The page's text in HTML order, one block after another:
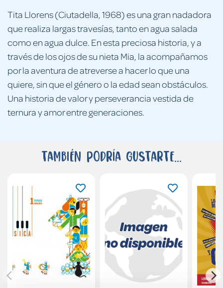
Tita Llorens (Ciutadella, 1968) es una gran nadadora
que realiza largas travesías, tanto en agua salada
como en agua dulce. En esta preciosa historia, y a
través de los ojos de su nieta Mia, la acompañamos
por la aventura de atreverse a hacer lo que una
quiere, sin que el género o la edad sean obstáculos.
Una historia de valor y perseverancia vestida de
ternura y amor entre generaciones.
También podría gustarte...